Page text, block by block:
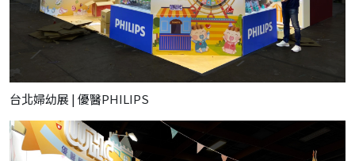
台北婦幼展 | 優醫PHILIPS